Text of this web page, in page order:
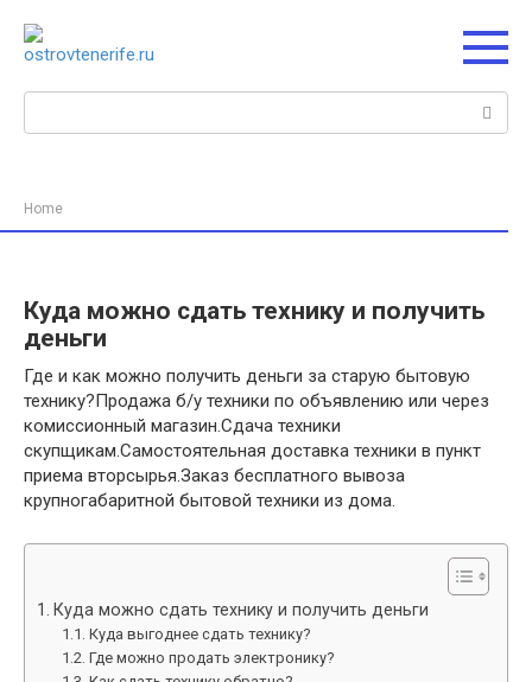
контенту
Поиск:
Home
Куда можно сдать технику и получить
деньги
Где и как можно получить деньги за старую бытовую
технику?Продажа б/у техники по объявлению или через
комиссионный магазин.Сдача техники
скупщикам.Самостоятельная доставка техники в пункт
приема вторсырья.Заказ бесплатного вывоза
крупногабаритной бытовой техники из дома.
Куда можно сдать технику и получить деньги
Куда выгоднее сдать технику?
Где можно продать электронику?